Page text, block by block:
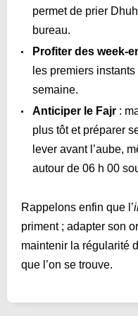
permet de prier
bureau.
Profiter des week-
les premiers
semaine.
Anticiper le Fajr :
plus tôt et préparer
lever avant l’aube,
autour de 06 h 00
Rappelons enfin que l’
priment ; adapter son
maintenir la régularité
que l’on se trouve.